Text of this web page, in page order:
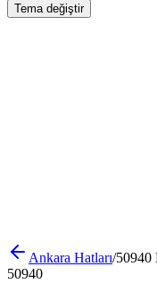
Tema değiştir
Ankara Hatları/50940
50940